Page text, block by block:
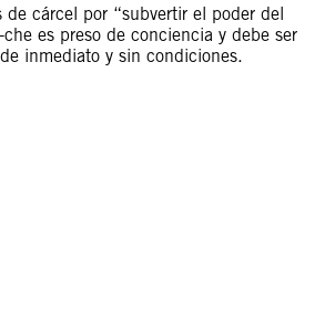
cárcel por “subvertir el poder del
es preso de conciencia y debe ser
inmediato y sin condiciones.